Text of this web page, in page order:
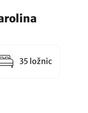
35 ložnic